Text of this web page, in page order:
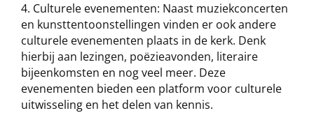
Culturele evenementen: Naast muziekconcerten
en kunsttentoonstellingen vinden er ook andere
culturele evenementen plaats in de kerk. Denk
hierbij aan lezingen, poëzieavonden, literaire
bijeenkomsten en nog veel meer. Deze
evenementen bieden een platform voor culturele
uitwisseling en het delen van kennis.